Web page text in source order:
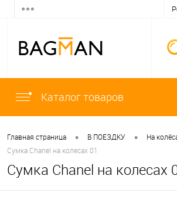
Каталог товаров
Главная страница • В ПОЕЗДКУ • На
Сумка Chanel на колесах 01
Сумка Chanel на колесах